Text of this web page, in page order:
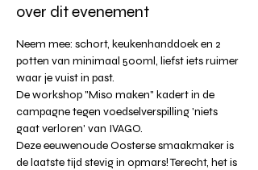
over dit evenement
Neem mee: schort, keukenhanddoek en 2
potten van minimaal 500ml, liefst iets ruimer
waar je vuist in past.
De workshop "Miso maken" kadert in de
campagne tegen voedselverspilling 'niets
gaat verloren' van IVAGO.
Deze eeuwenoude Oosterse smaakmaker is
de laatste tijd stevig in opmars! Terecht, het is